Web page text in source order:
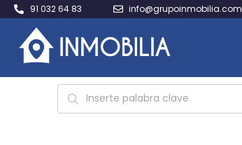
91 032 64 83 info@grupoinmobilia.com